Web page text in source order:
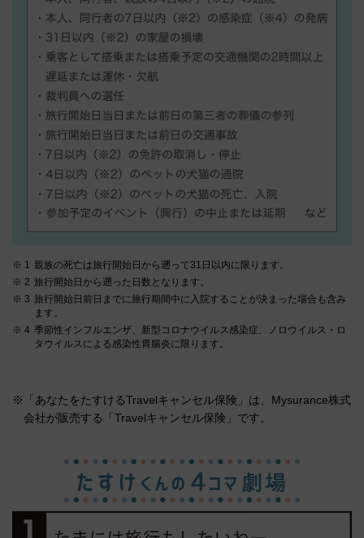
親族の死亡は旅行開始日から遡って31日以内に限ります。
旅行開始日から遡った日数となります。
旅行開始日前日までに旅行期間中に入院することが決まった場合も含み
ます。
季節性インフルエンザ、新型コロナウイルス感染症、ノロウイルス・ロ
タウイルスによる感染性胃腸炎に限ります。
※「あなたをたすけるTravelキャンセル保険」は、Mysurance株式
会社が販売する「Travelキャンセル保険」です。